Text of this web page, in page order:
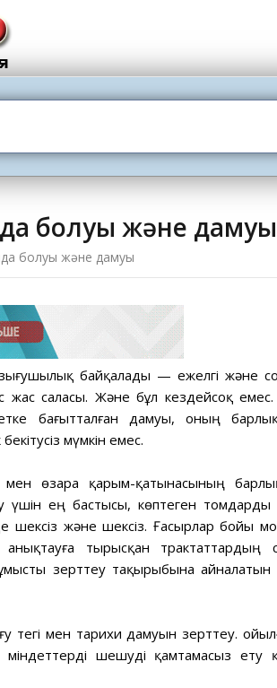
болуы және дамуы
болуы және дамуы
байқалады — ежелгі және
жас саласы. Және бұл кездейсоқ емес.
бағытталған дамуы, оның барлық
мүмкін емес.
өзара қарым-қатынасының
үшін ең бастысы, көптеген
шексіз және шексіз. Ғасырлар бойы
тырысқан трактаттардың
зерттеу тақырыбына айналатын
мен тарихи дамуын зерттеу.
шешуді қамтамасыз ету